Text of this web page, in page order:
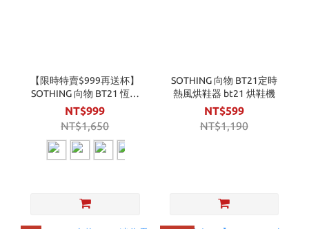
【限時特賣$999再送杯】
SOTHING 向物 BT21 恆溫
暖杯墊 - 疊疊樂 / 暖呼呼
(送BT21玻璃馬克杯套組)
暖杯墊
NT$999
NT$1,650
SOTHING 向物 BT21定時
熱風烘鞋器 bt21 烘鞋機
NT$599
NT$1,190